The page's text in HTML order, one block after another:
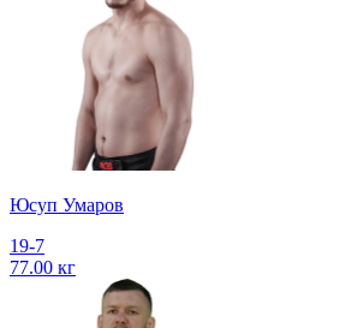
Юсуп Умаров
19-7
77.00 кг